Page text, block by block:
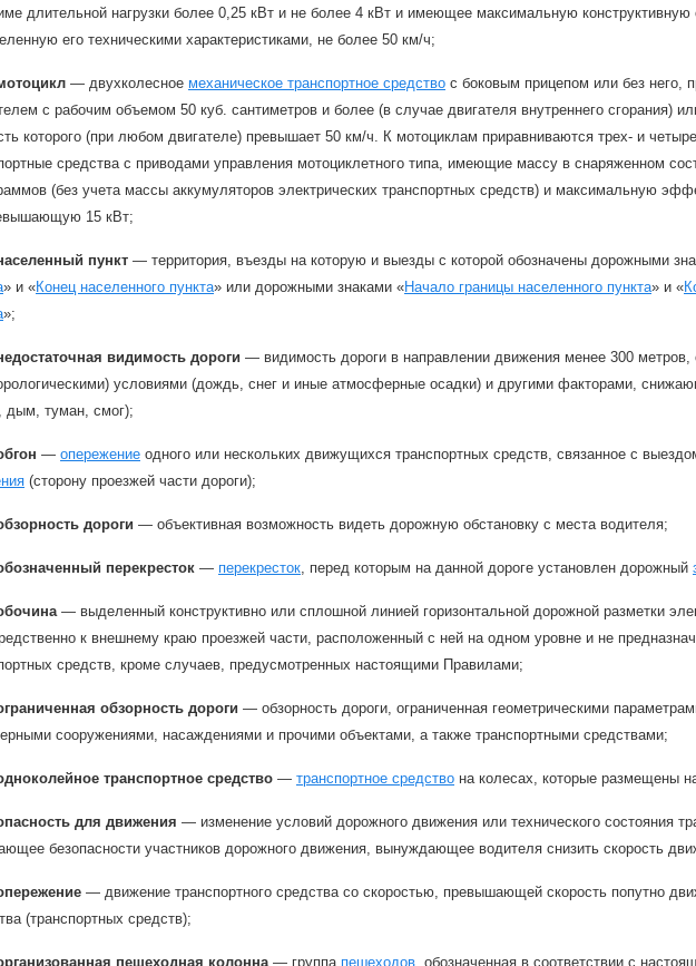
длительной нагрузки более 0,25 кВт и не более 4 кВт и имеющее максимальную конструктивную
его техническими характеристиками, не более 50 км/ч;
— двухколесное механическое транспортное средство с боковым прицепом или без него,
с рабочим объемом 50 куб. сантиметров и более (в случае двигателя внутреннего сгорания)
которого (при любом двигателе) превышает 50 км/ч. К мотоциклам приравниваются трех- и
средства с приводами управления мотоциклетного типа, имеющие массу в снаряженном
(без учета массы аккумуляторов электрических транспортных средств) и максимальную
15 кВт;
пункт — территория, въезды на которую и выезды с которой обозначены дорожными
» и «Конец населенного пункта» или дорожными знаками «Начало границы населенного пункта» и «
»;
видимость дороги — видимость дороги в направлении движения менее 300 метров,
условиями (дождь, снег и иные атмосферные осадки) и другими факторами,
дым, туман, смог);
— опережение одного или нескольких движущихся транспортных средств, связанное с
(сторону проезжей части дороги);
дороги — объективная возможность видеть дорожную обстановку с места водителя;
перекресток — перекресток, перед которым на данной дороге установлен дорожный
— выделенный конструктивно или сплошной линией горизонтальной дорожной разметки
к внешнему краю проезжей части, расположенный с ней на одном уровне и не
средств, кроме случаев, предусмотренных настоящими Правилами;
обзорность дороги — обзорность дороги, ограниченная геометрическими
сооружениями, насаждениями и прочими объектами, а также транспортными средствами;
транспортное средство — транспортное средство на колесах, которые размещены
для движения — изменение условий дорожного движения или технического состояния
безопасности участников дорожного движения, вынуждающее водителя снизить скорость
— движение транспортного средства со скоростью, превышающей скорость попутно
(транспортных средств);
пешеходная колонна — группа пешеходов , обозначенная в соответствии с